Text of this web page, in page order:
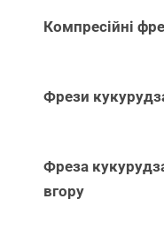
Компресійні
Фрези
Фреза
вгору